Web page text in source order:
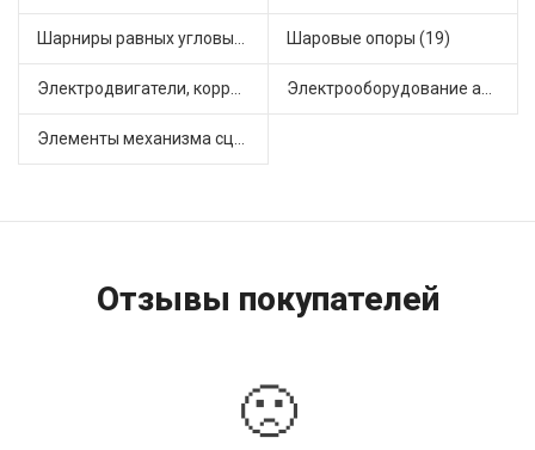
Шарниры равных угловых скоростей, приводные валы (1) Шаровые опоры (19)
Электродвигатели, корректоры и приводы автомобильн (22) Электрооборудование автомобилей (25)
Элементы механизма сцепления (63)
Отзывы покупателей
🙁